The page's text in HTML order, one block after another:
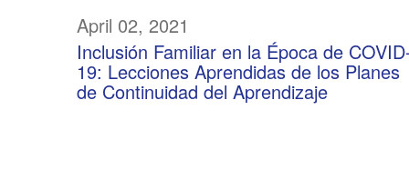
April 02, 2021
Inclusión Familiar en la Época de
19: Lecciones Aprendidas de los Planes
de Continuidad del Aprendizaje